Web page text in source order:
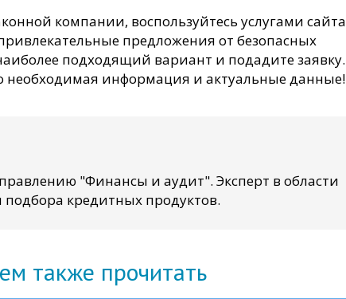
компании, воспользуйтесь услугами сайта
предложения от безопасных
подходящий вариант и подадите заявку.
необходимая информация и актуальные данные!
"Финансы и аудит". Эксперт в области
кредитных продуктов.
также прочитать